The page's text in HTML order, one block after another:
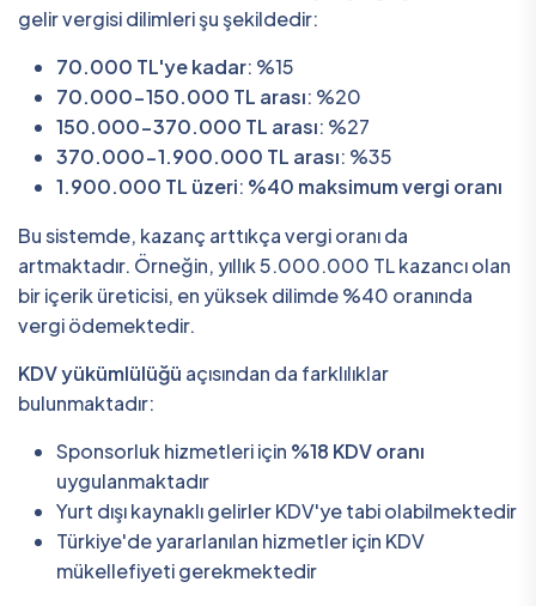
gelir vergisi dilimleri şu şekildedir:
70.000 TL'ye kadar: %15
70.000-150.000 TL arası: %20
150.000-370.000 TL arası: %27
370.000-1.900.000 TL arası: %35
1.900.000 TL üzeri: %40 maksimum vergi oranı
Bu sistemde, kazanç arttıkça vergi oranı da
artmaktadır. Örneğin, yıllık 5.000.000 TL kazancı olan
bir içerik üreticisi, en yüksek dilimde %40 oranında
vergi ödemektedir.
KDV yükümlülüğü açısından da farklılıklar
bulunmaktadır:
Sponsorluk hizmetleri için %18 KDV oranı
uygulanmaktadır
Yurt dışı kaynaklı gelirler KDV'ye tabi olabilmektedir
Türkiye'de yararlanılan hizmetler için KDV
mükellefiyeti gerekmektedir